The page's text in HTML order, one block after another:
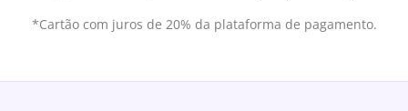
*Cartão com juros de 20% da plataforma de pagamento.